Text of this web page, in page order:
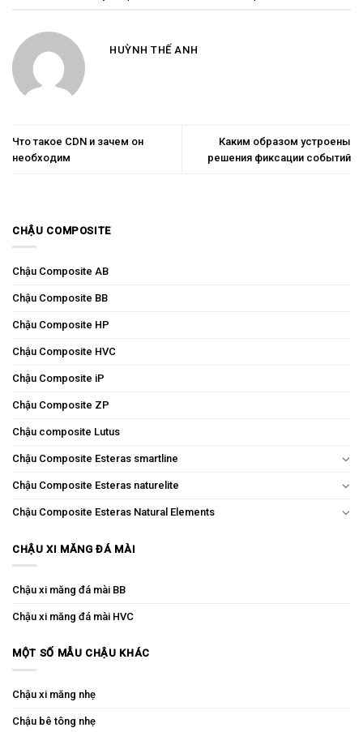
HUỲNH THẾ ANH
Что такое CDN и зачем он
необходим
Каким образом устроены
решения фиксации событий
CHẬU COMPOSITE
Chậu Composite AB
Chậu Composite BB
Chậu Composite HP
Chậu Composite HVC
Chậu Composite iP
Chậu Composite ZP
Chậu composite Lutus
Chậu Composite Esteras smartline
Chậu Composite Esteras naturelite
Chậu Composite Esteras Natural Elements
CHẬU XI MĂNG ĐÁ MÀI
Chậu xi măng đá mài BB
Chậu xi măng đá mài HVC
MỘT SỐ MẪU CHẬU KHÁC
Chậu xi măng nhẹ
Chậu bê tông nhẹ